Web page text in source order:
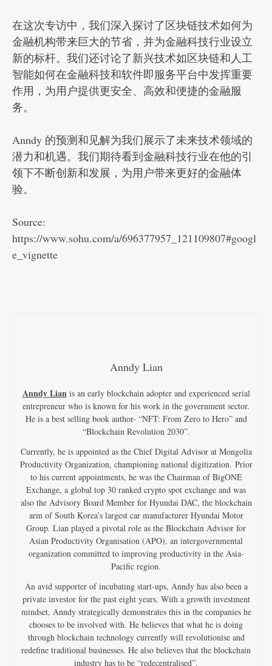
在这次专访中，我们深入探讨了区块链技术如何为
金融机构带来巨大的节省，并为金融科技行业设立
新的标杆。我们还讨论了新兴技术如区块链和人工
智能如何在金融科技和软件即服务平台中发挥重要
作用，为用户提供更安全、高效和便捷的金融服
务。
Anndy 的预测和见解为我们展示了未来技术领域的
潜力和机遇。我们期待看到金融科技行业在他的引
领下不断创新和发展，为用户带来更好的金融体
验。
Source:
https://www.sohu.com/a/696377957_121109807#googl
e_vignette
Anndy Lian
Anndy Lian is an early blockchain adopter and experienced serial
entrepreneur who is known for his work in the government sector.
He is a best selling book author- “NFT: From Zero to Hero” and
“Blockchain Revolution 2030”.
Currently, he is appointed as the Chief Digital Advisor at Mongolia
Productivity Organization, championing national digitization. Prior
to his current appointments, he was the Chairman of BigONE
Exchange, a global top 30 ranked crypto spot exchange and was
also the Advisory Board Member for Hyundai DAC, the blockchain
arm of South Korea’s largest car manufacturer Hyundai Motor
Group. Lian played a pivotal role as the Blockchain Advisor for
Asian Productivity Organisation (APO), an intergovernmental
organization committed to improving productivity in the Asia-
Pacific region.
An avid supporter of incubating start-ups, Anndy has also been a
private investor for the past eight years. With a growth investment
mindset, Anndy strategically demonstrates this in the companies he
chooses to be involved with. He believes that what he is doing
through blockchain technology currently will revolutionise and
redefine traditional businesses. He also believes that the blockchain
industry has to be “redecentralised”.